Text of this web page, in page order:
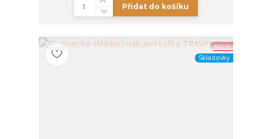
Přidat do košíku
Akce
Skladovky